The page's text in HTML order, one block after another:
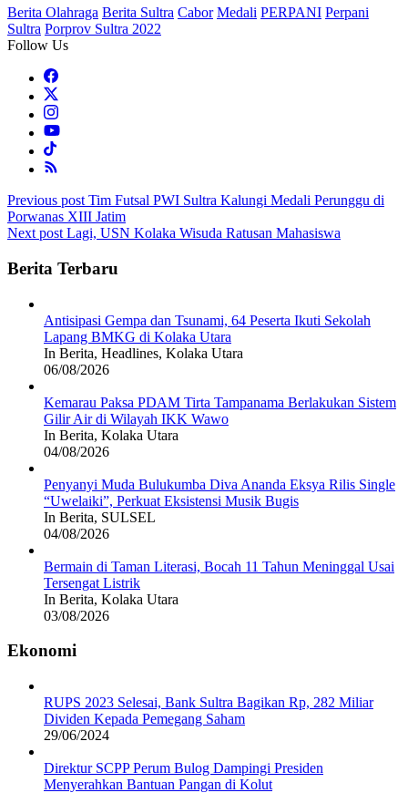
Berita Olahraga Berita Sultra Cabor Medali PERPANI Perpani
Sultra Porprov Sultra 2022
Follow Us
Post
navigation
Previous post Tim Futsal PWI Sultra Kalungi Medali Perunggu di
Porwanas XIII Jatim
Next post Lagi, USN Kolaka Wisuda Ratusan Mahasiswa
Berita Terbaru
Antisipasi Gempa dan Tsunami, 64 Peserta Ikuti Sekolah
Lapang BMKG di Kolaka Utara
In Berita, Headlines, Kolaka Utara
06/08/2026
Kemarau Paksa PDAM Tirta Tampanama Berlakukan Sistem
Gilir Air di Wilayah IKK Wawo
In Berita, Kolaka Utara
04/08/2026
Penyanyi Muda Bulukumba Diva Ananda Eksya Rilis Single
“Uwelaiki”, Perkuat Eksistensi Musik Bugis
In Berita, SULSEL
04/08/2026
Bermain di Taman Literasi, Bocah 11 Tahun Meninggal Usai
Tersengat Listrik
In Berita, Kolaka Utara
03/08/2026
Ekonomi
RUPS 2023 Selesai, Bank Sultra Bagikan Rp, 282 Miliar
Dividen Kepada Pemegang Saham
29/06/2024
Direktur SCPP Perum Bulog Dampingi Presiden
Menyerahkan Bantuan Pangan di Kolut